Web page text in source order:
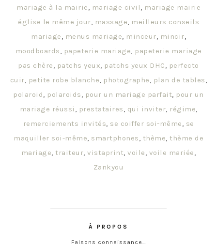
mariage à la mairie, mariage civil, mariage mairie
église le même jour, massage, meilleurs conseils
mariage, menus mariage, minceur, mincir,
moodboards, papeterie mariage, papeterie mariage
pas chère, patchs yeux, patchs yeux DHC, perfecto
cuir, petite robe blanche, photographe, plan de tables,
polaroid, polaroids, pour un mariage parfait, pour un
mariage réussi , prestataires, qui inviter, régime,
remerciements invités, se coiffer soi-même, se
maquiller soi-même, smartphones, thème, thème de
mariage,traiteur,vistaprint,voile, voile mariée,
Zankyou
À PROPOS
Faisons connaissance…